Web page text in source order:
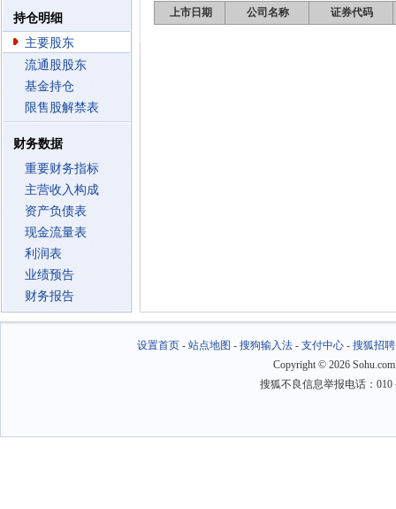
持仓明细
主要股东
流通股股东
基金持仓
限售股解禁表
财务数据
重要财务指标
主营收入构成
资产负债表
现金流量表
利润表
业绩预告
财务报告
上市日期 公司名称 证券代码
设置首页- 站点地图 - 搜狗输入法- 支付中心- 搜狐招聘
Copyright © 2026
搜狐不良信息举报电话：010